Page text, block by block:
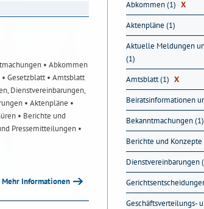
• Abkommen
• Gesetzblatt• Amtsblatt
Dienstvereinbarungen,
• Aktenpläne •
• Berichte und
Pressemitteilungen •
Mehr Informationen
Abkommen (1) X
Aktenpläne (1)
Aktuelle Meldungen
(1)
Amtsblatt (1) X
Beiratsinformationen
Bekanntmachungen (1)
Berichte und Konzepte
Dienstvereinbarungen
Geschäftsverteilungs-